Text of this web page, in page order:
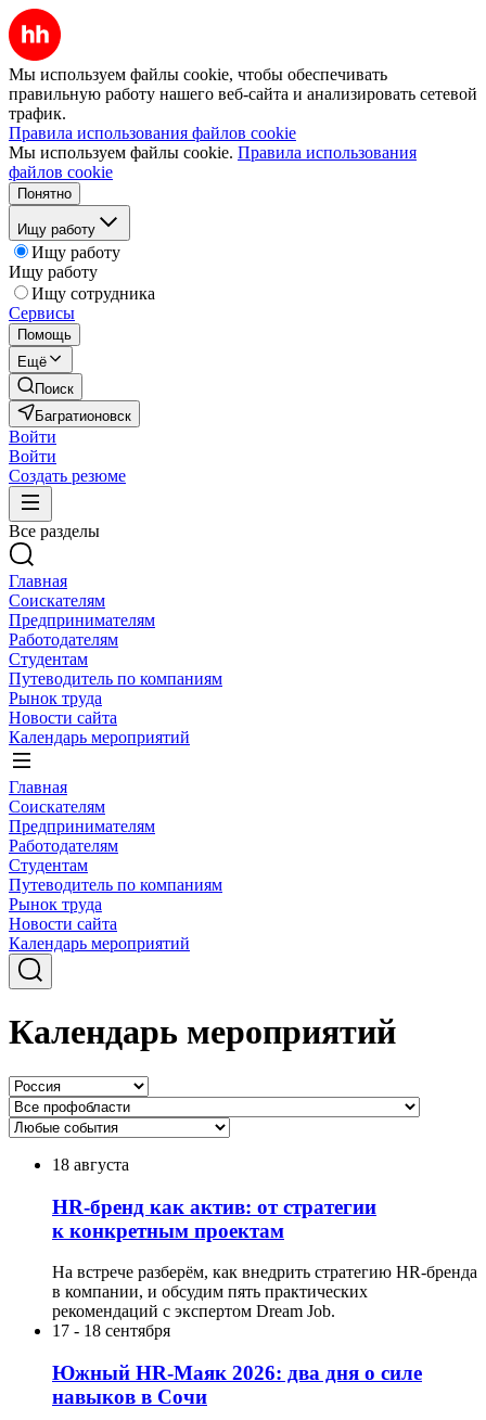
Мы используем файлы cookie, чтобы обеспечивать
правильную работу нашего веб-сайта и анализировать сетевой
трафик.
Правила использования файлов cookie
Мы используем файлы cookie. Правила использования
файлов cookie
Понятно
Ищу работу
Ищу работу
Ищу работу
Ищу сотрудника
Сервисы
Помощь
Ещё
Поиск
Багратионовск
Войти
Войти
Создать резюме
Все разделы
Главная
Соискателям
Предпринимателям
Работодателям
Студентам
Путеводитель по компаниям
Рынок труда
Новости сайта
Календарь мероприятий
Главная
Соискателям
Предпринимателям
Работодателям
Студентам
Путеводитель по компаниям
Рынок труда
Новости сайта
Календарь мероприятий
Календарь мероприятий
18 августа
HR-бренд как актив: от стратегии
к конкретным проектам
На встрече разберём, как внедрить стратегию HR-бренда
в компании, и обсудим пять практических
рекомендаций с экспертом Dream Job.
17 - 18 сентября
Южный HR-Маяк 2026: два дня о силе
навыков в Сочи